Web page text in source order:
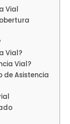
Vial
Vial?
Vial?
de Asistencia